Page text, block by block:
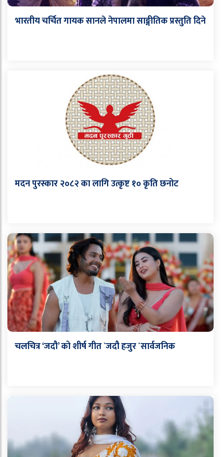
भारतीय चर्चित गायक सानले नेपालमा साङ्गीतिक प्रस्तुति दिने
मदन पुरस्कार २०८२ का लागि उत्कृष्ट १० कृति छनोट
चलचित्र ‘जदौ’ को शीर्ष गीत `जदौ हजुर ´सार्वजनिक